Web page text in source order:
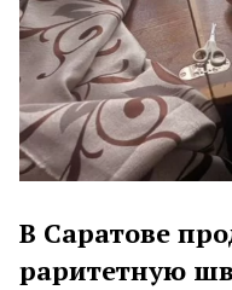
В Саратове
раритетную